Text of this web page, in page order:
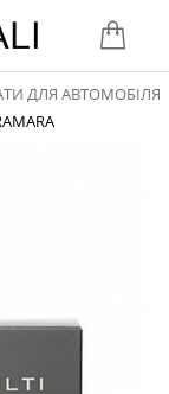
ДЛЯ АВТОМОБІЛЯ